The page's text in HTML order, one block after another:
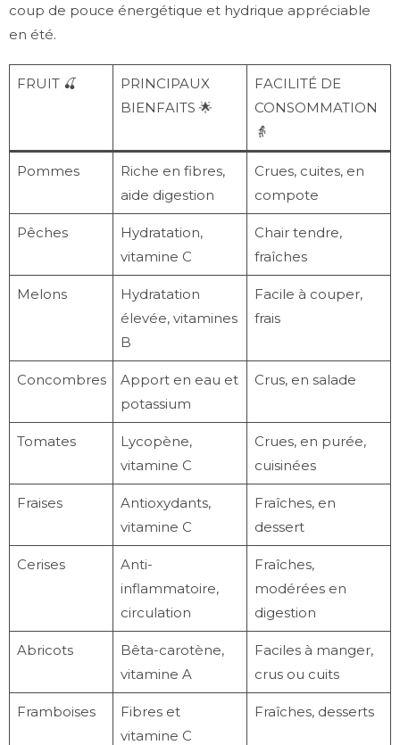
coup de pouce énergétique et hydrique appréciable
en été.
FRUIT 🍒
PRINCIPAUX
BIENFAITS 🌟
FACILITÉ DE
CONSOMMATION
👵
Pommes
Riche en fibres,
aide digestion
Crues, cuites, en
compote
Pêches
Hydratation,
vitamine C
Chair tendre,
fraîches
Melons
Hydratation
élevée, vitamines
B
Facile à couper,
frais
Concombres
Apport en eau et
potassium
Crus, en salade
Tomates
Lycopène,
vitamine C
Crues, en purée,
cuisinées
Fraises
Antioxydants,
vitamine C
Fraîches, en
dessert
Cerises
Anti-
inflammatoire,
circulation
Fraîches,
modérées en
digestion
Abricots
Bêta-carotène,
vitamine A
Faciles à manger,
crus ou cuits
Framboises
Fibres et
vitamine C
Fraîches, desserts